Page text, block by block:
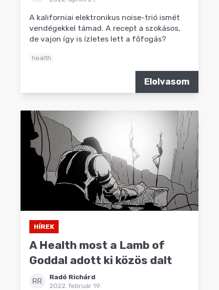
A kaliforniai elektronikus noise-trió ismét
vendégekkel támad. A recept a szokásos,
de vajon így is ízletes lett a főfogás?
health
Elolvasom
HÍREK
A Health most a Lamb of
Goddal adott ki közös dalt
RR
Radó Richárd
2022. február 19.